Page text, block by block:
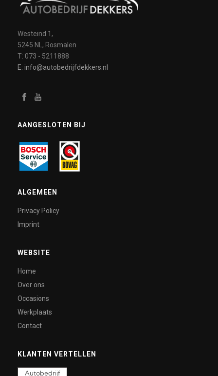
Westeind 1,
5245 NL, Rosmalen
T: 073 - 5211888
E: info@autobedrijfdekkers.nl
AANGESLOTEN BIJ
ALGEMEEN
Privacy Policy
Imprint
WEBSITE
Home
Over ons
Occasions
Werkplaats
Contact
KLANTEN VERTELLEN
Autobedrijf